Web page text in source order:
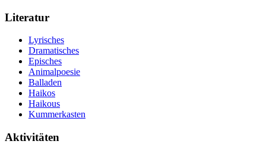
Literatur
Lyrisches
Dramatisches
Episches
Animalpoesie
Balladen
Haikos
Haikous
Kummerkasten
Aktivitäten